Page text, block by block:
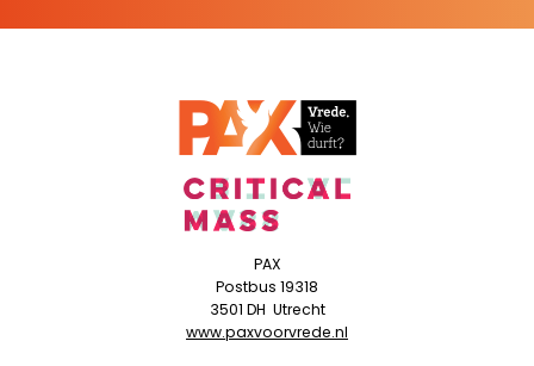
PAX
Postbus 19318
3501 DH Utrecht
www.paxvoorvrede.nl